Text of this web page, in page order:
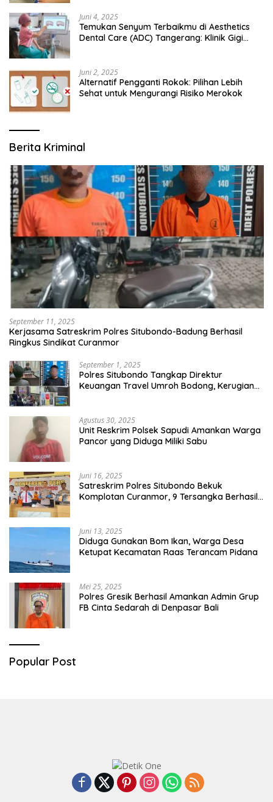
Juni 4, 2025
Temukan Senyum Terbaikmu di Aesthetics
Dental Care (ADC) Tangerang: Klinik Gigi
Juni 2, 2025
Alternatif Pengganti Rokok: Pilihan Lebih
Sehat untuk Mengurangi Risiko Merokok
Berita Kriminal
September 11, 2025
Kerjasama Satreskrim Polres Situbondo-Badung Berhasil
Ringkus Sindikat Curanmor
September 1, 2025
Polres Situbondo Tangkap Direktur
Keuangan Travel Umroh Bodong, Kerugian
Agustus 30, 2025
Unit Reskrim Polsek Sapudi Amankan Warga
Pancor yang Diduga Miliki Sabu
Juni 16, 2025
Satreskrim Polres Situbondo Bekuk
Komplotan Curanmor, 9 Tersangka Berhasil
Juni 13, 2025
Diduga Gunakan Bom Ikan, Warga Desa
Ketupat Kecamatan Raas Terancam Pidana
Mei 25, 2025
Polres Gresik Berhasil Amankan Admin Grup
FB Cinta Sedarah di Denpasar Bali
Popular Post